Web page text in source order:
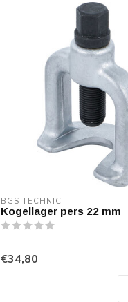
BGS TECHNIC
Kogellager pers 22 mm
€34,80